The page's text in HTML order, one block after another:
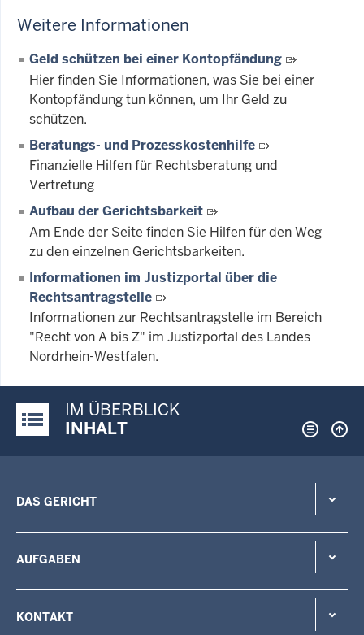
Weitere Informationen
Geld schützen bei einer Kontopfändung
Hier finden Sie Informationen, was Sie bei einer
Kontopfändung tun können, um Ihr Geld zu
schützen.
Beratungs- und Prozesskostenhilfe
Finanzielle Hilfen für Rechtsberatung und
Vertretung
Aufbau der Gerichtsbarkeit
Am Ende der Seite finden Sie Hilfen für den Weg
zu den einzelnen Gerichtsbarkeiten.
Informationen im Justizportal über die
Rechtsantragstelle
Informationen zur Rechtsantragstelle im Bereich
"Recht von A bis Z" im Justizportal des Landes
Nordrhein-Westfalen.
Justiz-Portal im Überblick:
IM ÜBERBLICK
INHALT
DAS GERICHT
AUFGABEN
KONTAKT